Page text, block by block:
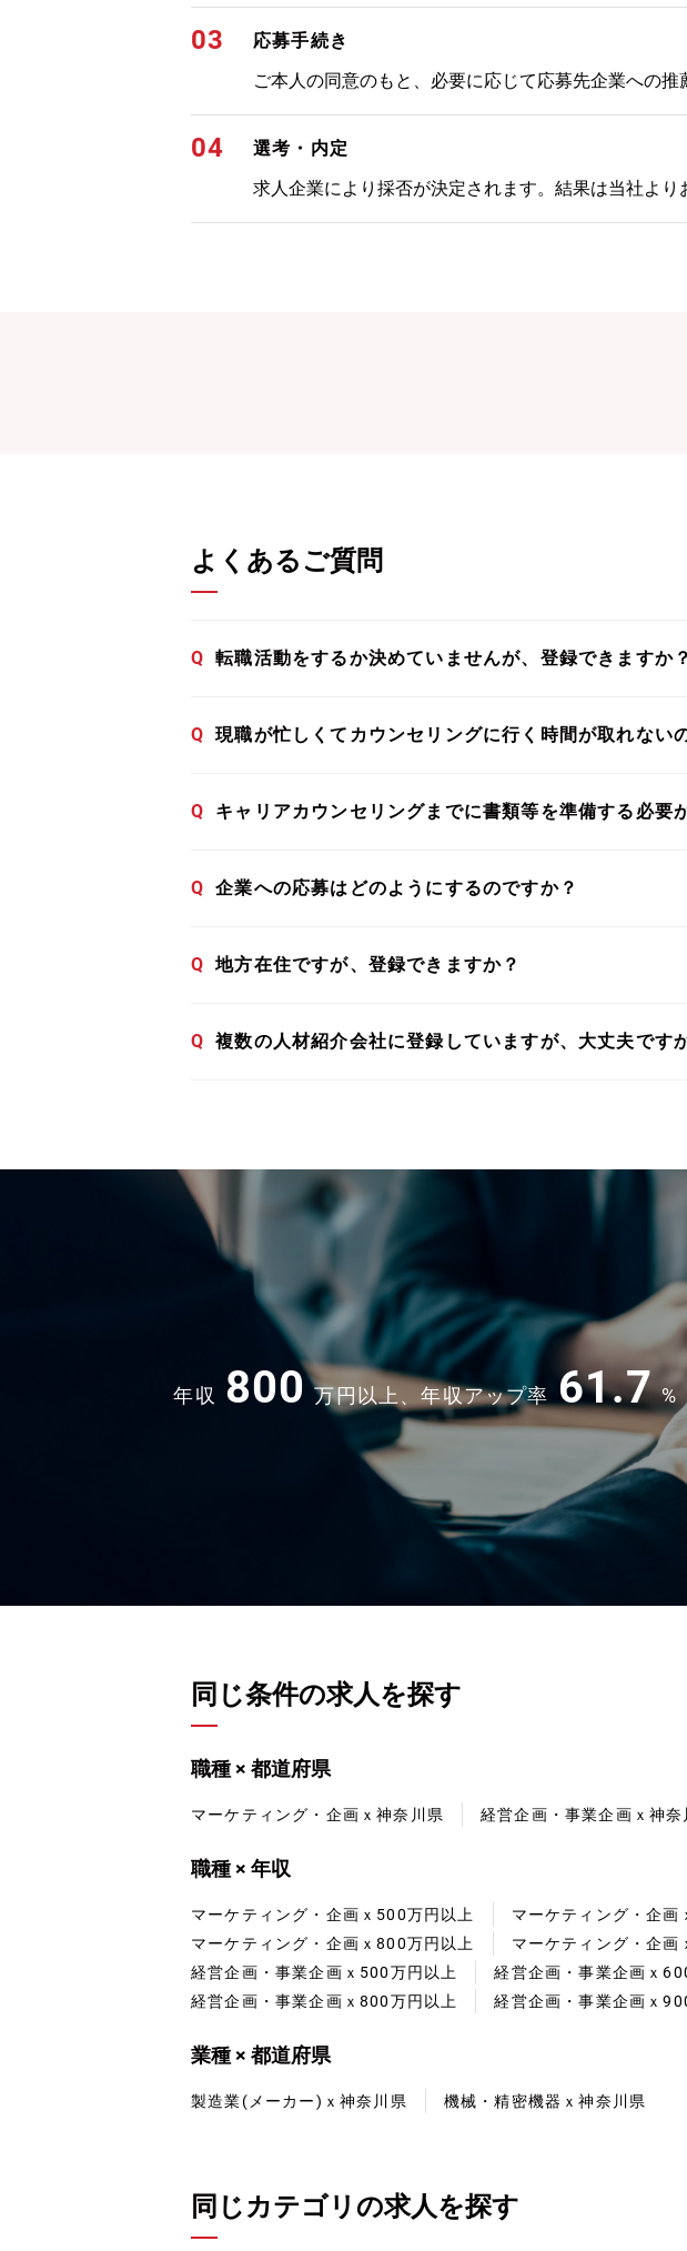
03
応募手続き
ご本人の同意のもと、必要に応じて応募先企業への
04
選考・内定
求人企業により採否が決定されます。結果は当社よ
よくあるご質問
Q 転職活動をするか決めていませんが、登録できますか？
Q 現職が忙しくてカウンセリングに行く時間が取れない
Q キャリアカウンセリングまでに書類等を準備する必要
Q 企業への応募はどのようにするのですか？
Q 地方在住ですが、登録できますか？
Q 複数の人材紹介会社に登録していますが、大丈夫です
年収 800 万円以上、年収アップ率 61.7 %
同じ条件の求人を探す
職種 × 都道府県
マーケティング・企画ｘ神奈川県 経営企画・事業企画ｘ神奈
職種 × 年収
マーケティング・企画ｘ500万円以上 マーケティング・企画
マーケティング・企画ｘ800万円以上
マーケティング・企画
経営企画・事業企画ｘ500万円以上
経営企画・事業企画ｘ
経営企画・事業企画ｘ800万円以上
経営企画・事業企画ｘ
業種 × 都道府県
製造業(メーカー)ｘ神奈川県 機械・精密機器ｘ神奈川県
同じカテゴリの求人を探す